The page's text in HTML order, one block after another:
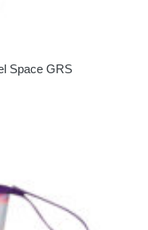
Space GRS